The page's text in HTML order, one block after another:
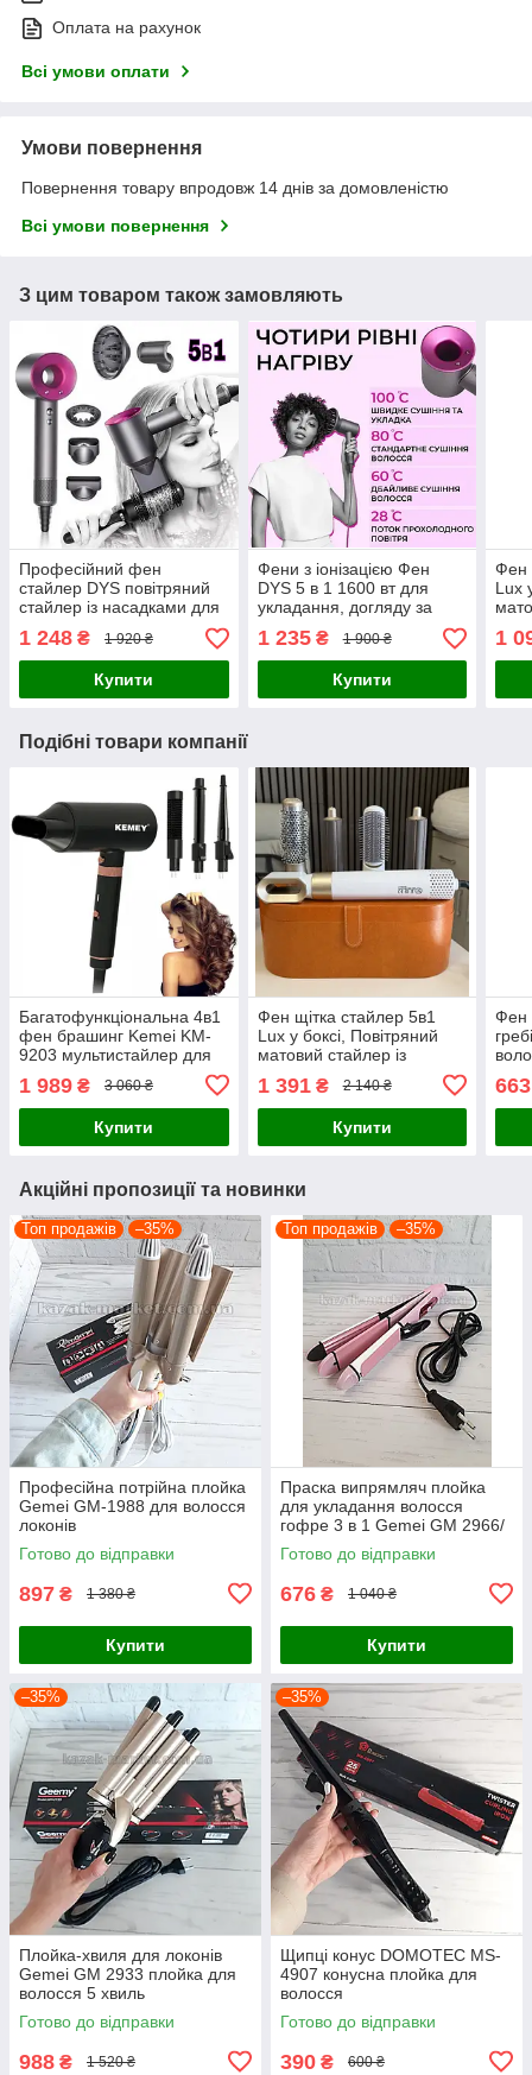
Оплата на рахунок
Всі умови оплати
Умови повернення
Повернення товару впродовж 14 днів за домовленістю
Всі умови повернення
З цим товаром також замовляють
Професійний фен
стайлер DYS повітряний
стайлер із насадками для
укладання волосся,
Мультистайлер фен
1 248 ₴ 1 920 ₴
Купити
Фени з іонізацією Фен
DYS 5 в 1 1600 вт для
укладання, догляду за
волоссям із насадками в
дорогу
1 235₴ 1 900 ₴
Купити
Фен
Lux
1
Подібні товари компанії
Багатофункціональна 4в1
фен брашинг Kemei KM-
9203 мультистайлер для
випрямлення волосся
1 989 ₴ 3 060 ₴
Купити
Фен щітка стайлер 5в1
Lux у боксі, Повітряний
матовий стайлер із
насадками для укладання
волосся білий
1 391₴ 2 140 ₴
Купити
Фен
663
Акційні пропозиції та новинки
Топ продажів –35%
Професійна потрійна плойка
Gemei GM-1988 для волосся
локонів
Готово до відправки
897 ₴ 1 380 ₴
Купити
Топ продажів –35%
Праска випрямляч плойка
для укладання волосся
гофре 3 в 1 Gemei GM 2966/
плойка для хвиль/щипці для
волосся
Готово до відправки
676 ₴ 1 040 ₴
Купити
–35%
Плойка-хвиля для локонів
Gemei GM 2933 плойка для
волосся 5 хвиль
Готово до відправки
988 ₴ 1 520 ₴
–35%
Щипці конус DOMOTEC MS-
4907 конусна плойка для
волосся
Готово до відправки
390 ₴ 600 ₴